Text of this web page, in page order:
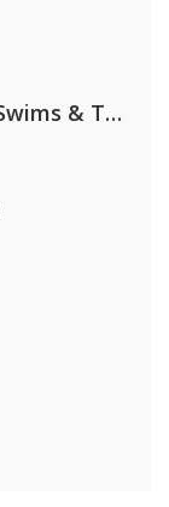
David Guetta, Teddy Swims & Tones And I